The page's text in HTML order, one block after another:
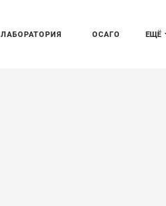
ЕЩЁ
ЛАБОРАТОРИЯ ОСАГО